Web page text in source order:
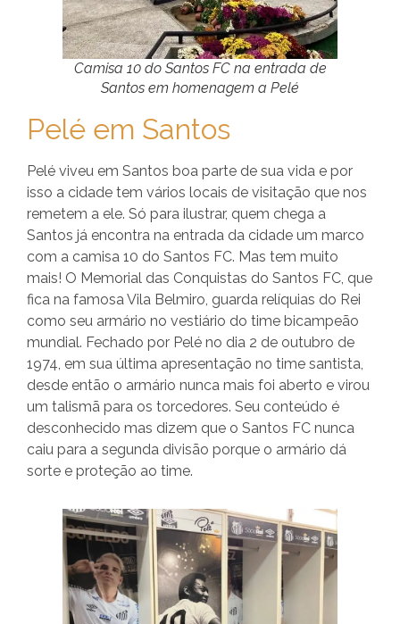
Camisa 10 do Santos FC na entrada de
Santos em homenagem a Pelé
Pelé em Santos
Pelé viveu em Santos boa parte de sua vida e por
isso a cidade tem vários locais de visitação que nos
remetem a ele. Só para ilustrar, quem chega a
Santos já encontra na entrada da cidade um marco
com a camisa 10 do Santos FC. Mas tem muito
mais! O Memorial das Conquistas do Santos FC, que
fica na famosa Vila Belmiro, guarda relíquias do Rei
como seu armário no vestiário do time bicampeão
mundial. Fechado por Pelé no dia 2 de outubro de
1974, em sua última apresentação no time santista,
desde então o armário nunca mais foi aberto e virou
um talismã para os torcedores. Seu conteúdo é
desconhecido mas dizem que o Santos FC nunca
caiu para a segunda divisão porque o armário dá
sorte e proteção ao time.